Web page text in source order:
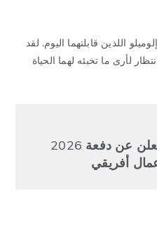
اللذين قابلتهما اليوم. لقد
لأرى ما تخبئه لهما الحياة
مؤسسة توني إيلوميلو تعلن عن دفعة 2026